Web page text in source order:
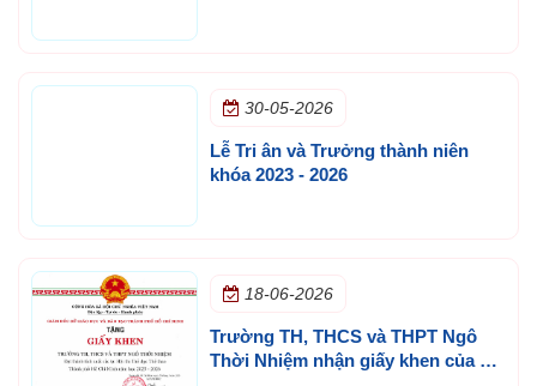
30-05-2026
Lễ Tri ân và Trưởng thành niên
khóa 2023 - 2026
18-06-2026
Trường TH, THCS và THPT Ngô
Thời Nhiệm nhận giấy khen của Sở